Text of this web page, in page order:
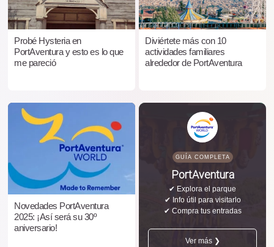
Probé Hysteria en
PortAventura y esto es lo que
me pareció
Diviértete más con 10
actividades familiares
alrededor de PortAventura
Novedades PortAventura
2025: ¡Así será su 30º
aniversario!
GUÍA COMPLETA
PortAventura
✔ Explora el parque
✔ Info útil para visitarlo
✔ Compra tus entradas
Ver más ❯